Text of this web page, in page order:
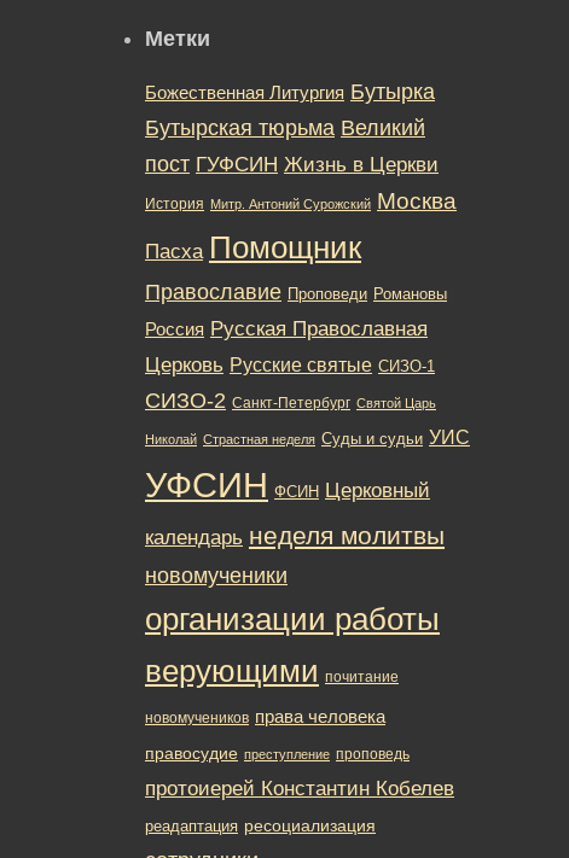
Метки
Божественная Литургия Бутырка
Бутырская тюрьма Великий
пост ГУФСИН Жизнь в Церкви
История Митр. Антоний Сурожский Москва
Пасха Помощник
Православие Проповеди Романовы
Россия Русская Православная
Церковь Русские святые СИЗО-1
СИЗО-2 Санкт-Петербург Святой Царь
Николай Страстная неделя Суды и судьи УИС
УФСИН ФСИН Церковный
календарь неделя молитвы
новомученики
организации работы
верующими почитание
новомучеников права человека
правосудие преступление проповедь
протоиерей Константин Кобелев
реадаптация ресоциализация